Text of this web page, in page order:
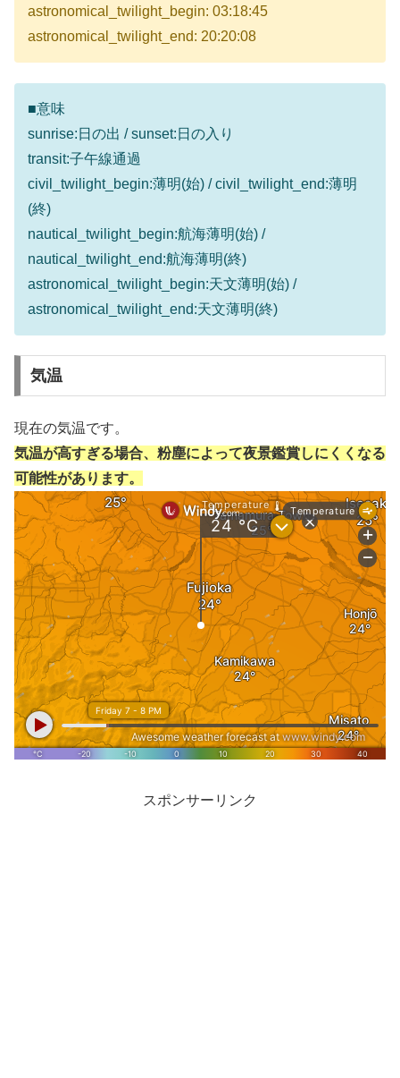
astronomical_twilight_begin: 03:18:45
astronomical_twilight_end: 20:20:08
■意味
sunrise:日の出 / sunset:日の入り
transit:子午線通過
civil_twilight_begin:薄明(始) / civil_twilight_end:薄明
(終)
nautical_twilight_begin:航海薄明(始) /
nautical_twilight_end:航海薄明(終)
astronomical_twilight_begin:天文薄明(始) /
astronomical_twilight_end:天文薄明(終)
気温
現在の気温です。
気温が高すぎる場合、粉塵によって夜景鑑賞しにくくなる
可能性があります。
スポンサーリンク